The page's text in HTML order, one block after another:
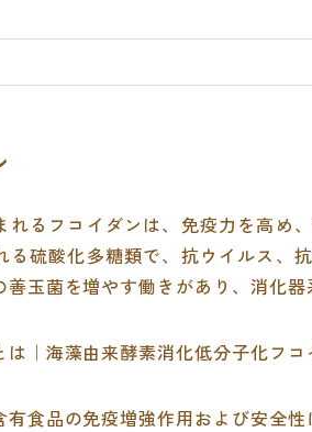
れるフコイダンは、免疫力を高め
る硫酸化多糖類で、抗ウイルス、
玉菌を増やす働きがあり、消化
は｜海藻由来酵素消化低分子化フ
有食品の免疫増強作用および安全